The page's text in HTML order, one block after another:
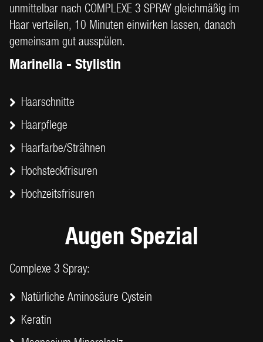
unmittelbar nach COMPLEXE 3 SPRAY gleichmäßig im
Haar verteilen, 10 Minuten einwirken lassen, danach
gemeinsam gut ausspülen.
Marinella - Stylistin
Haarschnitte
Haarpflege
Haarfarbe/Strähnen
Hochsteckfrisuren
Hochzeitsfrisuren
Augen Spezial
Complexe 3 Spray:
Natürliche Aminosäure Cystein
Keratin